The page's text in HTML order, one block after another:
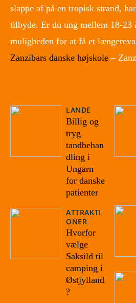
slappe af på en tropisk strand,
tilbyde. Er du ung mellem 18-23
muligheden for at få et
Zanzibars danske højskole –
LANDE
Billig og
tryg
tandbehan
dling i
Ungarn
for danske
patienter
ATTRAKTI
ONER
Hvorfor
vælge
Saksild til
camping i
Østjylland
?